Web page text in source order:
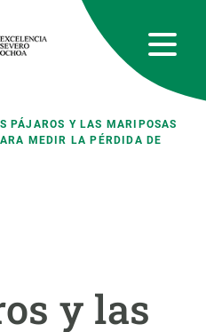
PÁJAROS Y LAS MARIPOSAS
MEDIR LA PÉRDIDA DE
y las